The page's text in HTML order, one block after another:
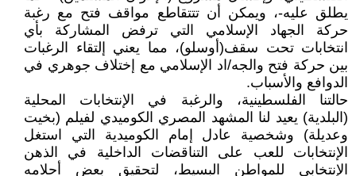
يطلق عليه-، ويمكن أن تتتقاطع مواقف فتح مع رغبة
حركة الجهاد الإسلامي التي ترفض المشاركة بأي
انتخابات تحت سقف(أوسلو)، مما يعني إلتقاء الرغبات
بين حركة فتح والجه/اد الإسلامي مع إختلاف جوهري في
الدوافع والأسباب.
حالتنا الفلسطينية، والرغبة في الإنتخابات المحلية
(البلدية) يعيد لنا المشهد المصري الكوميدي لفيلم (بخيت
وعديلة) وشخصية عادل إمام الكوميدية التي استغل
الإنتخابات للعب على التناقضات الداخلية في الذهن
الإنتخابي للمواطن البسيط، لتحقيق بعض أحلامه